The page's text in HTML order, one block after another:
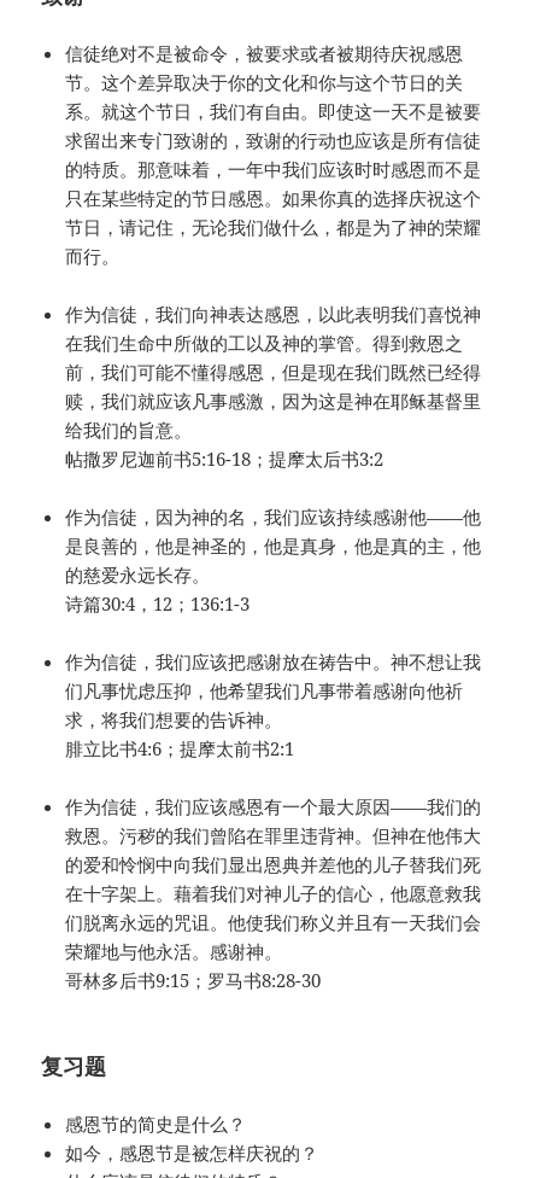
信徒绝对不是被命令，被要求或者被期待庆祝感恩
节。这个差异取决于你的文化和你与这个节日的关
系。就这个节日，我们有自由。即使这一天不是被要
求留出来专门致谢的，致谢的行动也应该是所有信徒
的特质。那意味着，一年中我们应该时时感恩而不是
只在某些特定的节日感恩。如果你真的选择庆祝这个
节日，请记住，无论我们做什么，都是为了神的荣耀
而行。
作为信徒，我们向神表达感恩，以此表明我们喜悦神
在我们生命中所做的工以及神的掌管。得到救恩之
前，我们可能不懂得感恩，但是现在我们既然已经得
赎，我们就应该凡事感激，因为这是神在耶稣基督里
给我们的旨意。
帖撒罗尼迦前书5:16-18；提摩太后书3:2
作为信徒，因为神的名，我们应该持续感谢他——他
是良善的，他是神圣的，他是真身，他是真的主，他
的慈爱永远长存。
诗篇30:4，12；136:1-3
作为信徒，我们应该把感谢放在祷告中。神不想让我
们凡事忧虑压抑，他希望我们凡事带着感谢向他祈
求，将我们想要的告诉神。
腓立比书4:6；提摩太前书2:1
作为信徒，我们应该感恩有一个最大原因——我们的
救恩。污秽的我们曾陷在罪里违背神。但神在他伟大
的爱和怜悯中向我们显出恩典并差他的儿子替我们死
在十字架上。藉着我们对神儿子的信心，他愿意救我
们脱离永远的咒诅。他使我们称义并且有一天我们会
荣耀地与他永活。感谢神。
哥林多后书9:15；罗马书8:28-30
复习题
感恩节的简史是什么？
如今，感恩节是被怎样庆祝的？